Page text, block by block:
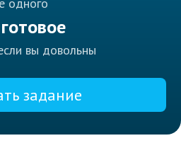
одного
вы довольны
задание